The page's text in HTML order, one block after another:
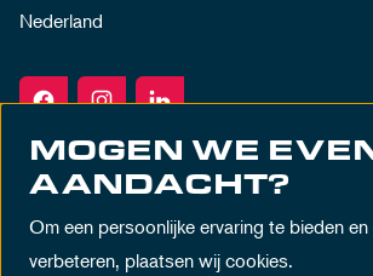
Nederland
MOGEN WE
AANDACHT?
Om een persoonlijke ervaring te bieden
verbeteren, plaatsen wij cookies.